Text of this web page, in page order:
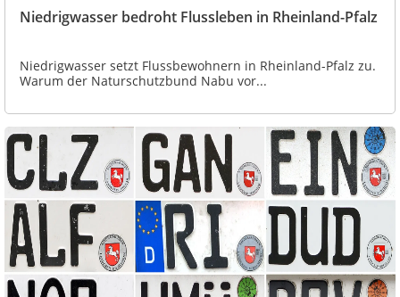
Niedrigwasser bedroht Flussleben in Rheinland-Pfalz
Niedrigwasser setzt Flussbewohnern in Rheinland-Pfalz zu.
Warum der Naturschutzbund Nabu vor...